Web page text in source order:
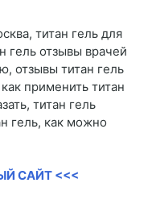
титан гель для
гель отзывы врачей
отзывы титан гель
применить титан
титан гель
гель, как можно
САЙТ <<<